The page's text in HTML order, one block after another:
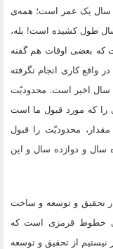
ده سال یک عمر است؛ همه‌ى
طول کشیده است! بله،
که بعضى اوقات هم گفته
واقع کارى انجام نگرفته
سال اخیر است. محدودیّت
را که مورد قبول ما است
محدودیّت را قبول
سال و دوازده سال و این
تحقیق و توسعه و ساخت
خطوط قرمزى است که
نیستیم از تحقیق و توسعه